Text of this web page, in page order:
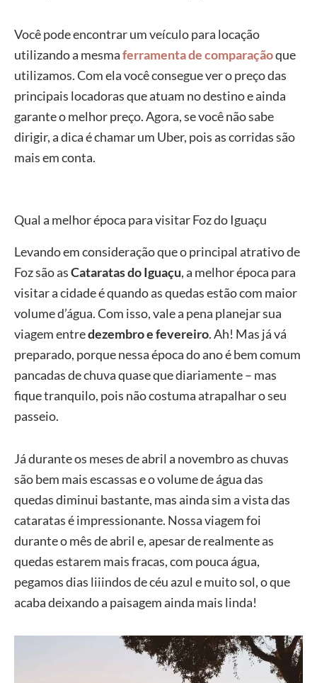
Você pode encontrar um veículo para locação
utilizando a mesmaferramenta de comparaçãoque
utilizamos. Com ela você consegue ver o preço das
principais locadoras que atuam no destino e ainda
garante o melhor preço. Agora, se você não sabe
dirigir, a dica é chamar um Uber, pois as corridas são
mais em conta.
Qual a melhor época para visitar Foz do Iguaçu
Levando em consideração que o principal atrativo de
Foz são asCataratas do Iguaçu, a melhor época para
visitar a cidade é quando as quedas estão com maior
volume d’água. Com isso, vale a pena planejar sua
viagem entredezembro e fevereiro. Ah! Mas já vá
preparado, porque nessa época do ano é bem comum
pancadas de chuva quase que diariamente – mas
fique tranquilo, pois não costuma atrapalhar o seu
passeio.
Já durante os meses de abril a novembro as chuvas
são bem mais escassas e o volume de água das
quedas diminui bastante, mas ainda sim a vista das
cataratas é impressionante. Nossa viagem foi
durante o mês de abril e, apesar de realmente as
quedas estarem mais fracas, com pouca água,
pegamos dias liiindos de céu azul e muito sol, o que
acaba deixando a paisagem ainda mais linda!